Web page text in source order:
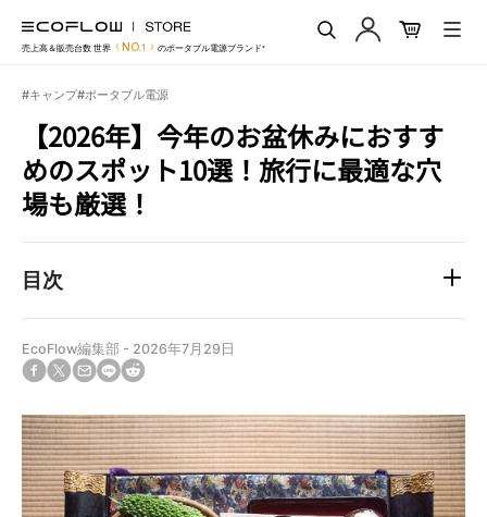
EcoFlow Japan
売上高＆販売台数 世界 NO.1 のポータブル電源ブランド*
送
#キャンプ#ポータブル電源
【2026年】今年のお盆休みにおすす
めのスポット10選！旅行に最適な穴
場も厳選！
目次
EcoFlow編集部 - 2026年7月29日
Facebook
シ
ェ
ア
す
る
Twitter
投
稿
す
る
Translation
ja.general.social.alt_text.share_on_email
Translation
ja.general.social.alt_text.share_on_line
ja.general.social.alt_text.share_on_reddit